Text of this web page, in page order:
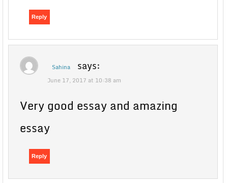
Reply
Sahina says:
June 17, 2017 at 10:38 am
Very good essay and amazing
essay
Reply